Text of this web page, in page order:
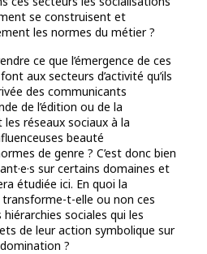
se construisent et
les normes du métier ?
ce que l’émergence de ces
aux secteurs d’activité qu’ils
des communicants
de l’édition ou de la
réseaux sociaux à la
beauté
de genre ? C’est donc bien
sur certains domaines et
étudiée ici. En quoi la
t-elle ou non ces
sociales qui les
de leur action symbolique sur
?